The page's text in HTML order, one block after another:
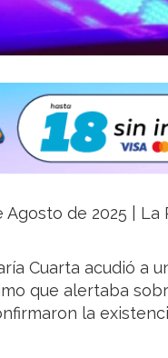
Agosto de 2025 | La
Cuarta acudió a
que alertaba
la